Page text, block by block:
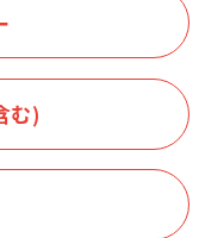
む)